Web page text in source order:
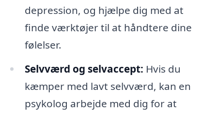
depression, og hjælpe dig med at
finde værktøjer til at håndtere dine
følelser.
Selvværd og selvaccept: Hvis du
kæmper med lavt selvværd, kan en
psykolog arbejde med dig for at